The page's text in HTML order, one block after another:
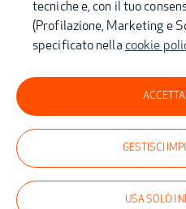
Parte
tecniche e, con il tuo
(Profilazione, Marketing e
specificato nella cookie
USA SOLO I
GESTISCI
ACCETTA